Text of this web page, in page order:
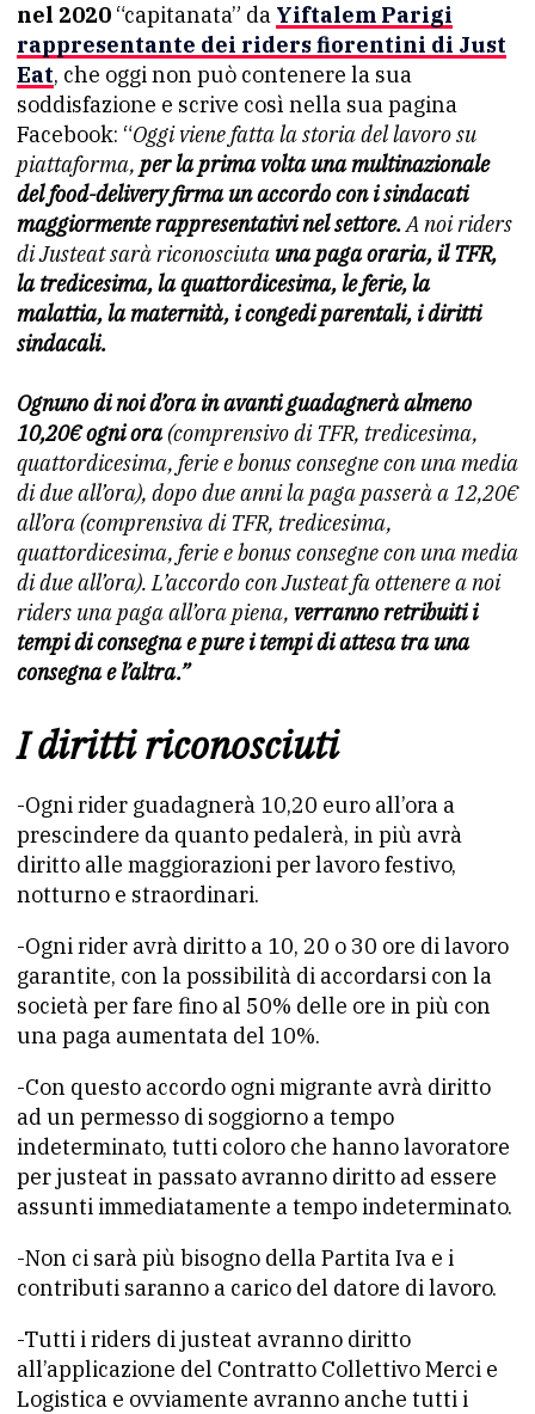
nel 2020 “capitanata” da Yiftalem Parigi
rappresentante dei riders fiorentini di Just
Eat, che oggi non può contenere la sua
soddisfazione e scrive così nella sua pagina
Facebook: “Oggi viene fatta la storia del lavoro su
piattaforma, per la prima volta una multinazionale
del food-delivery firma un accordo con i sindacati
maggiormente rappresentativi nel settore.A noi riders
di Justeat sarà riconosciuta una paga oraria, il TFR,
la tredicesima, la quattordicesima, le ferie, la
malattia, la maternità, i congedi parentali, i diritti
sindacali.
Ognuno di noi d’ora in avanti guadagnerà almeno
10,20€ ogni ora(comprensivo di TFR, tredicesima,
quattordicesima, ferie e bonus consegne con una media
di due all’ora), dopo due anni la paga passerà a 12,20€
all’ora (comprensiva di TFR, tredicesima,
quattordicesima, ferie e bonus consegne con una media
di due all’ora). L’accordo con Justeat fa ottenere a noi
riders una paga all’ora piena, verranno retribuiti i
tempi di consegna e pure i tempi di attesa tra una
consegna e l’altra.”
I diritti riconosciuti
-Ogni rider guadagnerà 10,20 euro all’ora a
prescindere da quanto pedalerà, in più avrà
diritto alle maggiorazioni per lavoro festivo,
notturno e straordinari.
-Ogni rider avrà diritto a 10, 20 o 30 ore di lavoro
garantite, con la possibilità di accordarsi con la
società per fare fino al 50% delle ore in più con
una paga aumentata del 10%.
-Con questo accordo ogni migrante avrà diritto
ad un permesso di soggiorno a tempo
indeterminato, tutti coloro che hanno lavoratore
per justeat in passato avranno diritto ad essere
assunti immediatamente a tempo indeterminato.
-Non ci sarà più bisogno della Partita Iva e i
contributi saranno a carico del datore di lavoro.
-Tutti i riders di justeat avranno diritto
all’applicazione del Contratto Collettivo Merci e
Logistica e ovviamente avranno anche tutti i